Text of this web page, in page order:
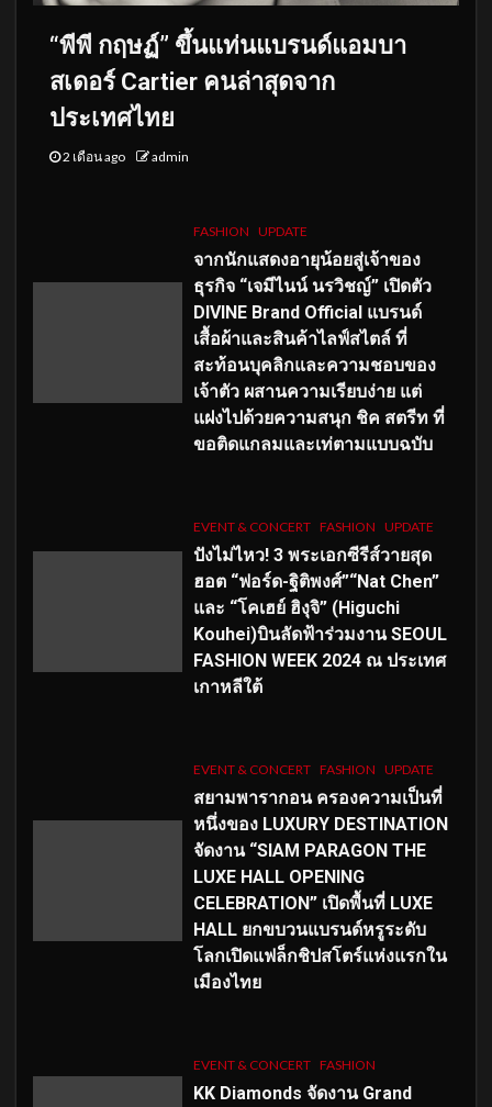
“พีพี กฤษฏ์” ขึ้นแท่นแบรนด์แอมบา
สเดอร์ Cartier คนล่าสุดจาก
ประเทศไทย
2 เดือน ago admin
FASHION UPDATE
จากนักแสดงอายุน้อยสู่เจ้าของ
ธุรกิจ “เจมีไนน์ นรวิชญ์” เปิดตัว
DIVINE Brand Official แบรนด์
เสื้อผ้าและสินค้าไลฟ์สไตล์ ที่
สะท้อนบุคลิกและความชอบของ
เจ้าตัว ผสานความเรียบง่าย แต่
แฝงไปด้วยความสนุก ชิค สตรีท ที่
ขอติดแกลมและเท่ตามแบบฉบับ
EVENT & CONCERT FASHION UPDATE
ปังไม่ไหว! 3 พระเอกซีรีส์วายสุด
ฮอต “ฟอร์ด-ฐิติพงศ์”“Nat Chen”
และ “โคเฮย์ ฮิงุจิ” (Higuchi
Kouhei)บินลัดฟ้าร่วมงาน SEOUL
FASHION WEEK 2024 ณ ประเทศ
เกาหลีใต้
EVENT & CONCERT FASHION UPDATE
สยามพารากอน ครองความเป็นที่
หนึ่งของ LUXURY DESTINATION
จัดงาน “SIAM PARAGON THE
LUXE HALL OPENING
CELEBRATION” เปิดพื้นที่ LUXE
HALL ยกขบวนแบรนด์หรูระดับ
โลกเปิดแฟล็กชิปสโตร์แห่งแรกใน
เมืองไทย
EVENT & CONCERT FASHION
KK Diamonds จัดงาน Grand